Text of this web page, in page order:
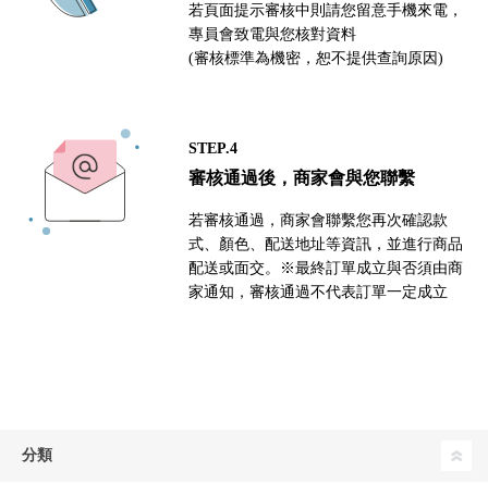
若頁面提示審核中則請您留意手機來電，
專員會致電與您核對資料
(審核標準為機密，恕不提供查詢原因)
STEP.4
審核通過後，商家會與您聯繫
若審核通過，商家會聯繫您再次確認款
式、顏色、配送地址等資訊，並進行商品
配送或面交。※最終訂單成立與否須由商
家通知，審核通過不代表訂單一定成立
分類